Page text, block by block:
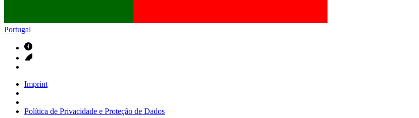
Portugal
Imprint
Política de Privacidade e Proteção de Dados